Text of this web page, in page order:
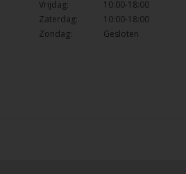
Vrijdag:
10:00-18:00
Zaterdag:
10:00-18:00
Zondag:
Gesloten